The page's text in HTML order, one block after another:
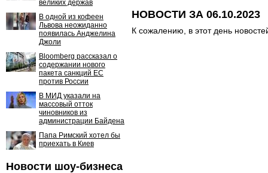
великих держав
В одной из кофеен
Львова неожиданно
появилась Анджелина
Джоли
Bloomberg рассказал о
содержании нового
пакета санкций ЕС
против России
В МИД указали на
массовый отток
чиновников из
администрации Байдена
Папа Римский хотел бы
приехать в Киев
Новости шоу-бизнеса
НОВОСТИ ЗА 06.10.2023
К сожалению, в этот день